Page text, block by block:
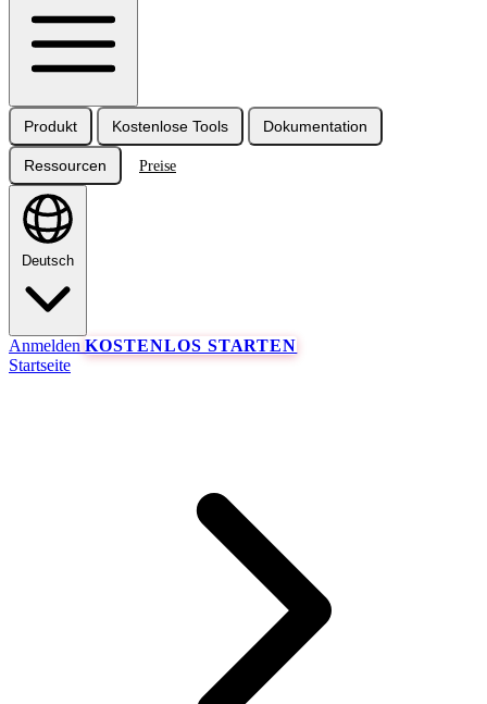
Produkt Kostenlose Tools Dokumentation
Ressourcen Preise
Deutsch
Anmelden KOSTENLOS STARTEN
Startseite